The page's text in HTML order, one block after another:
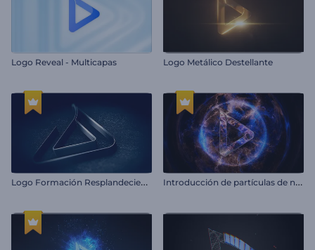
Logo Reveal - Multicapas Logo Metálico Destellante
L
ogo Formación Resplandeciente I
ntroducción de partículas de neón en llamas